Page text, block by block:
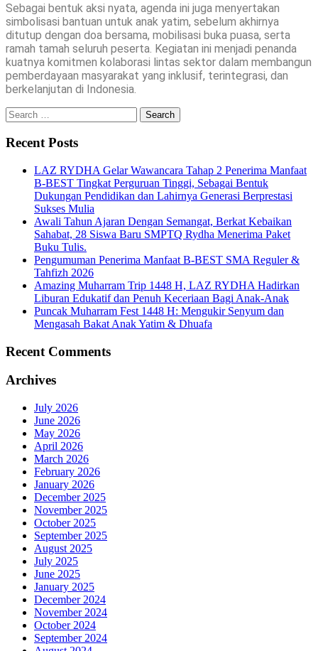
Sebagai bentuk aksi nyata, agenda ini juga menyertakan
simbolisasi bantuan untuk anak yatim, sebelum akhirnya
ditutup dengan doa bersama, mobilisasi buka puasa, serta
ramah tamah seluruh peserta. Kegiatan ini menjadi penanda
kuatnya komitmen kolaborasi lintas sektor dalam membangun
pemberdayaan masyarakat yang inklusif, terintegrasi, dan
berkelanjutan di Indonesia.
Search
for:
Recent Posts
LAZ RYDHA Gelar Wawancara Tahap 2 Penerima Manfaat
B-BEST Tingkat Perguruan Tinggi, Sebagai Bentuk
Dukungan Pendidikan dan Lahirnya Generasi Berprestasi
Sukses Mulia
Awali Tahun Ajaran Dengan Semangat, Berkat Kebaikan
Sahabat, 28 Siswa Baru SMPTQ Rydha Menerima Paket
Buku Tulis.
Pengumuman Penerima Manfaat B-BEST SMA Reguler &
Tahfizh 2026
Amazing Muharram Trip 1448 H, LAZ RYDHA Hadirkan
Liburan Edukatif dan Penuh Keceriaan Bagi Anak-Anak
Puncak Muharram Fest 1448 H: Mengukir Senyum dan
Mengasah Bakat Anak Yatim & Dhuafa
Recent Comments
Archives
July 2026
June 2026
May 2026
April 2026
March 2026
February 2026
January 2026
December 2025
November 2025
October 2025
September 2025
August 2025
July 2025
June 2025
January 2025
December 2024
November 2024
October 2024
September 2024